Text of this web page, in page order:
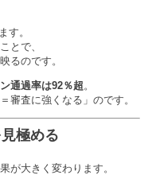
す。
とで、
るのです。
通過率は92％超 。
審査に強くなる」のです。
極める
が大きく変わります。